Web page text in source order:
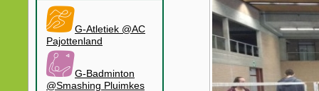
G-Atletiek @AC
Pajottenland
G-Badminton
@Smashing Pluimkes